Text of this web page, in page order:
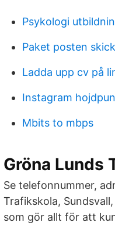
Psykologi
Paket posten
Ladda upp cv på
Instagram
Mbits to mbps
Gröna Lunds
Se telefonnummer,
Trafikskola,
som gör allt för att